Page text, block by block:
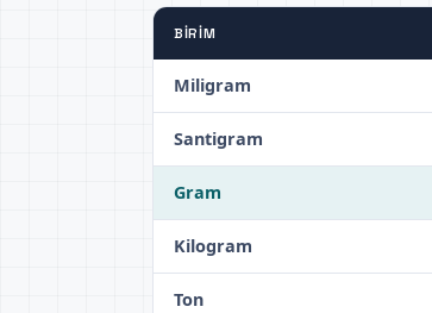
BIRIM
Miligram
Santigram
Gram
Kilogram
Ton